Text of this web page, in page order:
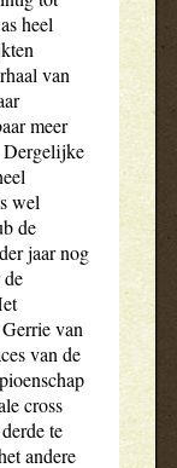
heel
van
meer
Dergelijke
wel
de
jaar nog
van
van de
cross
te
andere